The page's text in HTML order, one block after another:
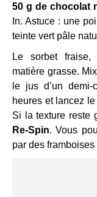
50 g de chocolat
In. Astuce : une
teinte vert pâle
Le sorbet fraise,
matière grasse.
le jus d’un demi-
heures et lancez
Si la texture reste
Re-Spin. Vous
par des framboises